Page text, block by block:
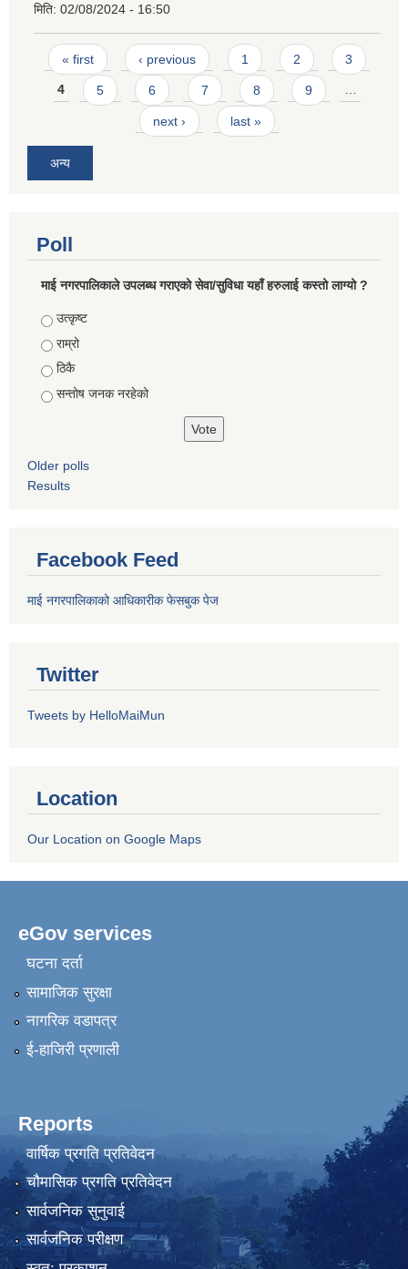
मिति: 02/08/2024 - 16:50
Pages
« first ‹ previous 1 2 3
4 5 6 7 8 9 …
next › last »
अन्य
Poll
माई नगरपालिकाले उपलब्ध गराएको सेवा/सुविधा यहाँ हरुलाई कस्तो लाग्यो ?
Choices
उत्कृष्ट
राम्रो
ठिकै
सन्तोष जनक नरहेको
Older polls
Results
Facebook Feed
माई नगरपालिकाको आधिकारीक फेसबुक पेज
Twitter
Tweets by HelloMaiMun
Location
Our Location on Google Maps
eGov services
घटना दर्ता
सामाजिक सुरक्षा
नागरिक वडापत्र
ई-हाजिरी प्रणाली
Reports
वार्षिक प्रगति प्रतिवेदन
चौमासिक प्रगति प्रतिवेदन
सार्वजनिक सुनुवाई
सार्वजनिक परीक्षण